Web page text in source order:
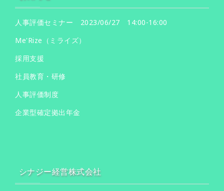
人事評価セミナー 2023/06/27 14:00-16:00
Me'Rize（ミライズ）
採用支援
社員教育・研修
人事評価制度
企業型確定拠出年金
シナジー経営株式会社